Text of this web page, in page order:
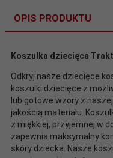
OPIS PRODUKTU
Koszulka dziecięca
Odkryj nasze dziecięce
koszulki dziecięce z
lub gotowe wzory z
jakością materiału.
z miękkiej, przyjemnej w
zapewnia maksymalny
skóry dziecka. Nasze